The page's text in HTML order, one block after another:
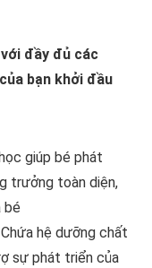
đầy đủ các
bạn khởi đầu
giúp bé phát
trưởng toàn diện,
bé
Chứa hệ dưỡng chất
sự phát triển của